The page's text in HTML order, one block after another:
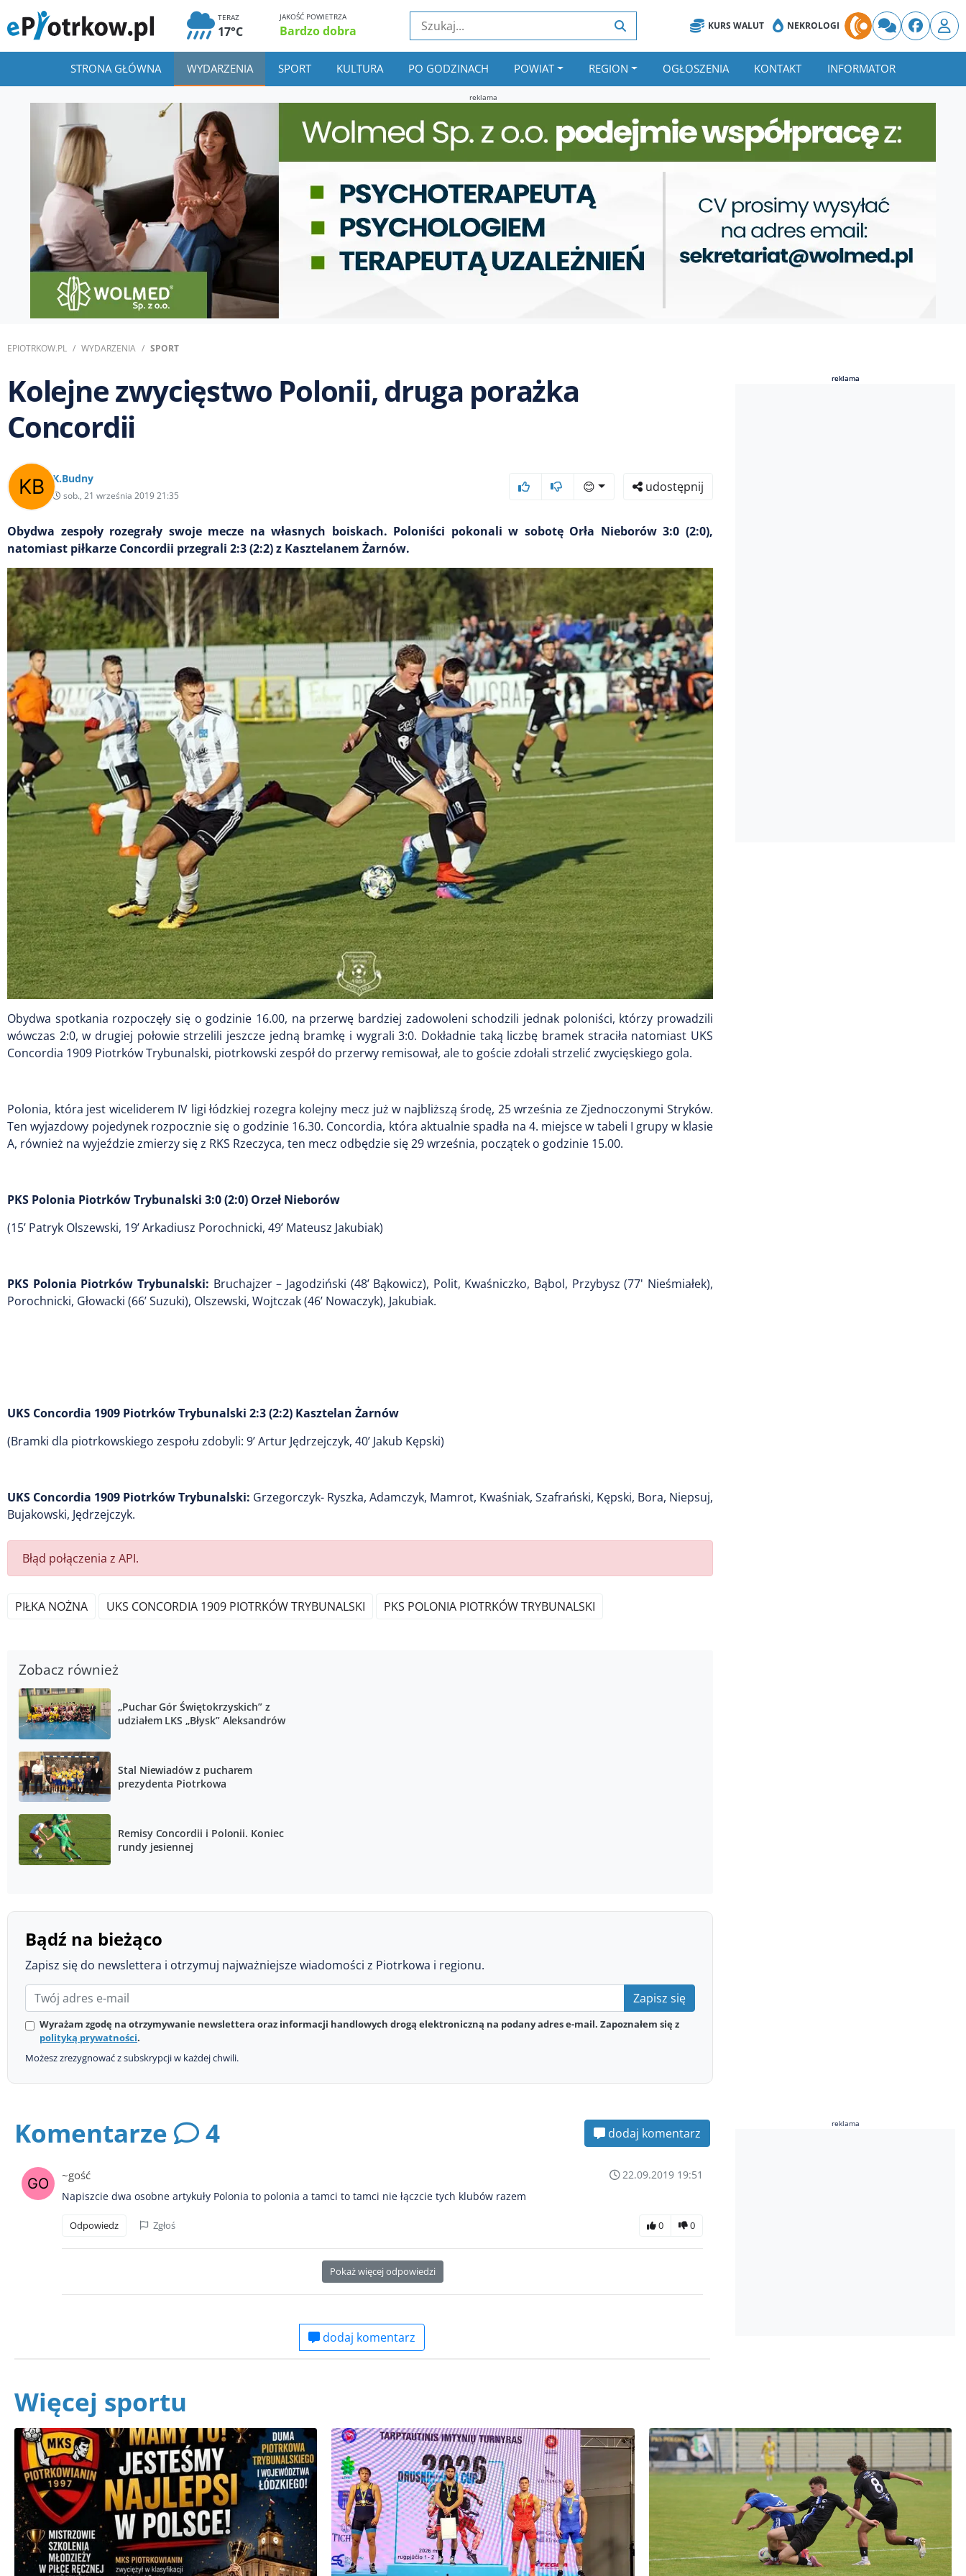
TERAZ
17°C
JAKOŚĆ POWIETRZA
Bardzo dobra KURS WALUT NEKROLOGI
STRONA GŁÓWNA WYDARZENIA SPORT KULTURA PO GODZINACH POWIAT REGION OGŁOSZENIA KONTAKT INFORMATOR
reklama
EPIOTRKOW.PL WYDARZENIA SPORT
Kolejne zwycięstwo Polonii, druga porażka
Concordii
K.Budny
sob., 21 września 2019 21:35
😊 udostępnij
Obydwa zespoły rozegrały swoje mecze na własnych boiskach. Poloniści pokonali w sobotę Orła Nieborów 3:0 (2:0),
natomiast piłkarze Concordii przegrali 2:3 (2:2) z Kasztelanem Żarnów.
Obydwa spotkania rozpoczęły się o godzinie 16.00, na przerwę bardziej zadowoleni schodzili jednak poloniści, którzy prowadzili
wówczas 2:0, w drugiej połowie strzelili jeszcze jedną bramkę i wygrali 3:0. Dokładnie taką liczbę bramek straciła natomiast UKS
Concordia 1909 Piotrków Trybunalski, piotrkowski zespół do przerwy remisował, ale to goście zdołali strzelić zwycięskiego gola.
Polonia, która jest wiceliderem IV ligi łódzkiej rozegra kolejny mecz już w najbliższą środę, 25 września ze Zjednoczonymi Stryków.
Ten wyjazdowy pojedynek rozpocznie się o godzinie 16.30. Concordia, która aktualnie spadła na 4. miejsce w tabeli I grupy w klasie
A, również na wyjeździe zmierzy się z RKS Rzeczyca, ten mecz odbędzie się 29 września, początek o godzinie 15.00.
PKS Polonia Piotrków Trybunalski 3:0 (2:0) Orzeł Nieborów
(15’ Patryk Olszewski, 19’ Arkadiusz Porochnicki, 49’ Mateusz Jakubiak)
PKS Polonia Piotrków Trybunalski: Bruchajzer – Jagodziński (48’ Bąkowicz), Polit, Kwaśniczko, Bąbol, Przybysz (77' Nieśmiałek),
Porochnicki, Głowacki (66’ Suzuki), Olszewski, Wojtczak (46’ Nowaczyk), Jakubiak.
UKS Concordia 1909 Piotrków Trybunalski 2:3 (2:2) Kasztelan Żarnów
(Bramki dla piotrkowskiego zespołu zdobyli: 9’ Artur Jędrzejczyk, 40’ Jakub Kępski)
UKS Concordia 1909 Piotrków Trybunalski: Grzegorczyk- Ryszka, Adamczyk, Mamrot, Kwaśniak, Szafrański, Kępski, Bora, Niepsuj,
Bujakowski, Jędrzejczyk.
Błąd połączenia z API.
PIŁKA NOŻNA UKS CONCORDIA 1909 PIOTRKÓW TRYBUNALSKI PKS POLONIA PIOTRKÓW TRYBUNALSKI
Zobacz również
„Puchar Gór Świętokrzyskich” z
udziałem LKS „Błysk” Aleksandrów
Stal Niewiadów z pucharem
prezydenta Piotrkowa
Remisy Concordii i Polonii. Koniec
rundy jesiennej
Bądź na bieżąco
Zapisz się do newslettera i otrzymuj najważniejsze wiadomości z Piotrkowa i regionu.
Zapisz się
Wyrażam zgodę na otrzymywanie newslettera oraz informacji handlowych drogą elektroniczną na podany adres e-mail. Zapoznałem się z
polityką prywatności.
Możesz zrezygnować z subskrypcji w każdej chwili.
reklama
reklama
Komentarze 4 dodaj komentarz
~gość
22.09.2019 19:51
Napiszcie dwa osobne artykuły Polonia to polonia a tamci to tamci nie łączcie tych klubów razem
Odpowiedz Zgłoś 0 0
Pokaż więcej odpowiedzi
dodaj komentarz
reklama
Więcej sportu